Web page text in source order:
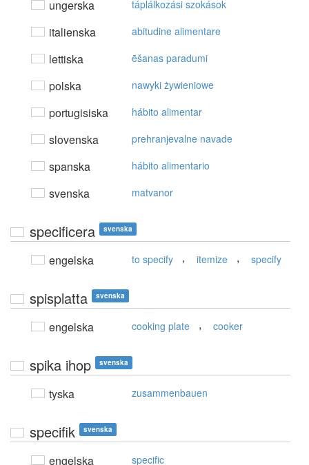
ungerska táplálkozási szokások
italienska abitudine alimentare
lettiska ēšanas paradumi
polska nawyki żywieniowe
portugisiska hábito alimentar
slovenska prehranjevalne navade
spanska hábito alimentario
svenska matvanor
specificera svenska
engelska to specify , itemize , specify
spisplatta svenska
engelska cooking plate , cooker
spika ihop svenska
tyska zusammenbauen
specifik svenska
engelska specific